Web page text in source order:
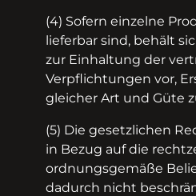
(4) Sofern einzelne
lieferbar sind, behält
zur Einhaltung der
Verpflichtungen vor,
gleicher Art und Güte
(5) Die gesetzlichen
in Bezug auf die
ordnungsgemäße
dadurch nicht